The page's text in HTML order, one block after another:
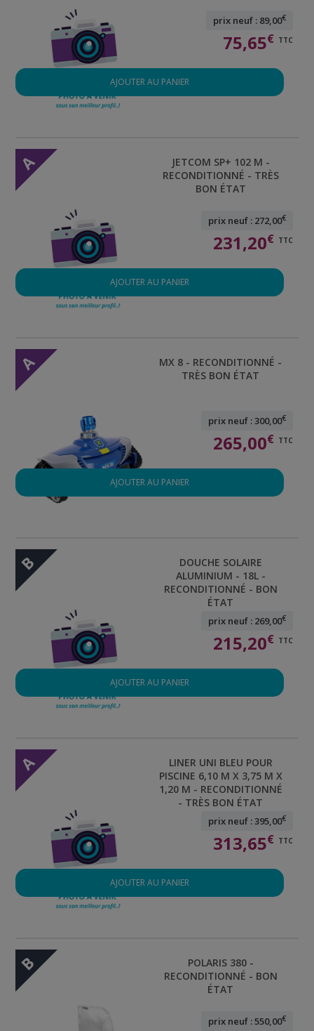
prix neuf : 89,00€
75,65€ TTC
AJOUTER AU PANIER
A
JETCOM SP+ 102 M -
RECONDITIONNÉ - TRÈS
BON ÉTAT
prix neuf : 272,00€
231,20€ TTC
AJOUTER AU PANIER
A
MX 8 - RECONDITIONNÉ -
TRÈS BON ÉTAT
prix neuf : 300,00€
265,00€ TTC
AJOUTER AU PANIER
B
DOUCHE SOLAIRE
ALUMINIUM - 18L -
RECONDITIONNÉ - BON
ÉTAT
prix neuf : 269,00€
215,20€ TTC
AJOUTER AU PANIER
A
LINER UNI BLEU POUR
PISCINE 6,10 M X 3,75 M X
1,20 M - RECONDITIONNÉ
- TRÈS BON ÉTAT
prix neuf : 395,00€
313,65€ TTC
AJOUTER AU PANIER
B
POLARIS 380 -
RECONDITIONNÉ - BON
ÉTAT
prix neuf : 550,00€